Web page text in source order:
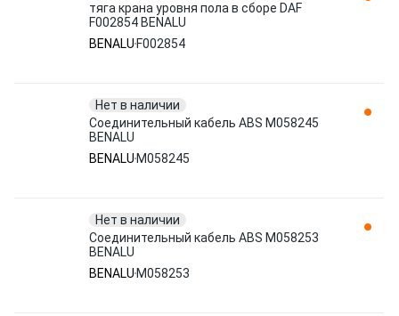
тяга крана уровня пола в сборе DAF
F002854 BENALU
BENALU F002854
Нет в наличии
Соединительный кабель ABS M058245
BENALU
BENALU M058245
Нет в наличии
Соединительный кабель ABS M058253
BENALU
BENALU M058253